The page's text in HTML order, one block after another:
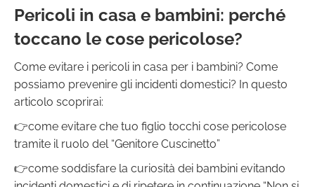
Pericoli in casa e bambini: perché
toccano le cose pericolose?
Come evitare i pericoli in casa per i bambini? Come
possiamo prevenire gli incidenti domestici? In questo
articolo scoprirai:
👉come evitare che tuo figlio tocchi cose pericolose
tramite il ruolo del “Genitore Cuscinetto”
👉come soddisfare la curiosità dei bambini evitando